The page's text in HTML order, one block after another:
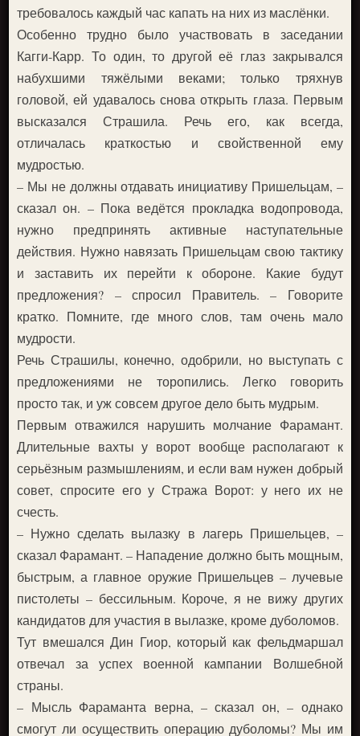
требовалось каждый час капать на них из маслёнки.
Особенно трудно было участвовать в заседании
Кагги-Карр. То один, то другой её глаз закрывался
набухшими тяжёлыми веками; только тряхнув
головой, ей удавалось снова открыть глаза. Первым
высказался Страшила. Речь его, как всегда,
отличалась краткостью и свойственной ему
мудростью.
– Мы не должны отдавать инициативу Пришельцам, –
сказал он. – Пока ведётся прокладка водопровода,
нужно предпринять активные наступательные
действия. Нужно навязать Пришельцам свою тактику
и заставить их перейти к обороне. Какие будут
предложения? – спросил Правитель. – Говорите
кратко. Помните, где много слов, там очень мало
мудрости.
Речь Страшилы, конечно, одобрили, но выступать с
предложениями не торопились. Легко говорить
просто так, и уж совсем другое дело быть мудрым.
Первым отважился нарушить молчание Фарамант.
Длительные вахты у ворот вообще располагают к
серьёзным размышлениям, и если вам нужен добрый
совет, спросите его у Стража Ворот: у него их не
счесть.
– Нужно сделать вылазку в лагерь Пришельцев, –
сказал Фарамант. – Нападение должно быть мощным,
быстрым, а главное оружие Пришельцев – лучевые
пистолеты – бессильным. Короче, я не вижу других
кандидатов для участия в вылазке, кроме дуболомов.
Тут вмешался Дин Гиор, который как фельдмаршал
отвечал за успех военной кампании Волшебной
страны.
– Мысль Фараманта верна, – сказал он, – однако
смогут ли осуществить операцию дуболомы? Мы им